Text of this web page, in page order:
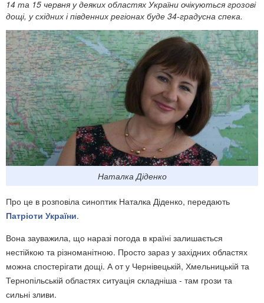
14 та 15 червня у деяких областях України очікуються грозові
дощі, у східних і південних регіонах буде 34-градусна спека.
Наталка Діденко
Про це в розповіла синоптик Наталка Діденко, передають
Патріоти України.
Вона зауважила, що наразі погода в країні залишається
нестійкою та різноманітною. Просто зараз у західних областях
можна спостерігати дощі. А от у Чернівецькій, Хмельницькій та
Тернопільській областях ситуація складніша - там грози та
сильні зливи.